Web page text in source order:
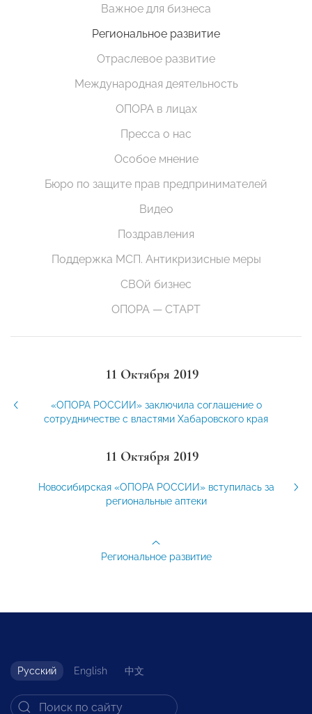
Важное для бизнеса
Региональное развитие
Отраслевое развитие
Международная деятельность
ОПОРА в лицах
Пресса о нас
Особое мнение
Бюро по защите прав предпринимателей
Видео
Поздравления
Поддержка МСП. Антикризисные меры
СВОй бизнес
ОПОРА — СТАРТ
11 Октября 2019
«ОПОРА РОССИИ» заключила соглашение о
сотрудничестве с властями Хабаровского края
11 Октября 2019
Новосибирская «ОПОРА РОССИИ» вступилась за
региональные аптеки
Региональное развитие
Русский English 中文